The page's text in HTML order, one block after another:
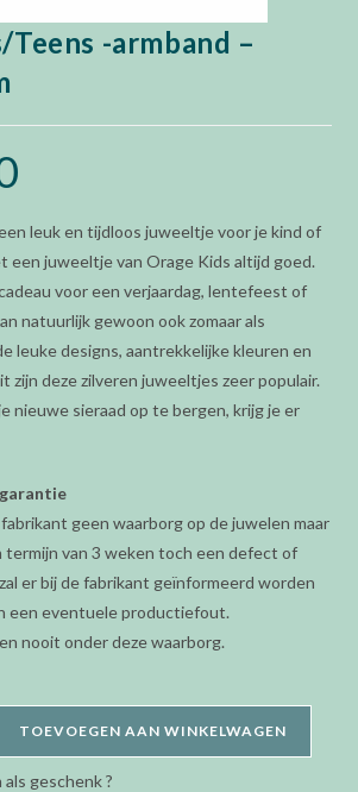
-armband –
leuk en tijdloos juweeltje voor je kind of
een juweeltje van Orage Kids altijd goed.
voor een verjaardag, lentefeest of
natuurlijk gewoon ook zomaar als
leuke designs, aantrekkelijke kleuren en
deze zilveren juweeltjes zeer populair.
nieuwe sieraad op te bergen, krijg je er
geen waarborg op de juwelen maar
termijn van 3 weken toch een defect of
er bij de fabrikant geïnformeerd worden
een eventuele productiefout.
nooit onder deze waarborg.
TOEVOEGEN AAN WINKELWAGEN
geschenk ?